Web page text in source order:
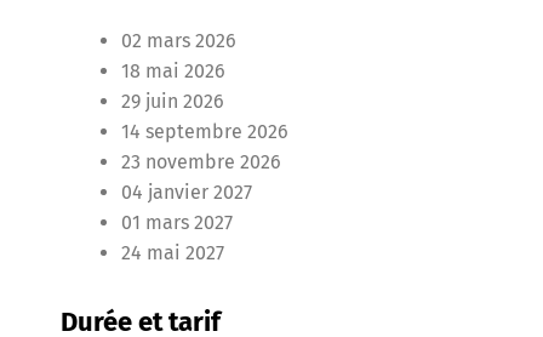
02 mars 2026
18 mai 2026
29 juin 2026
14 septembre 2026
23 novembre 2026
04 janvier 2027
01 mars 2027
24 mai 2027
Durée et tarif